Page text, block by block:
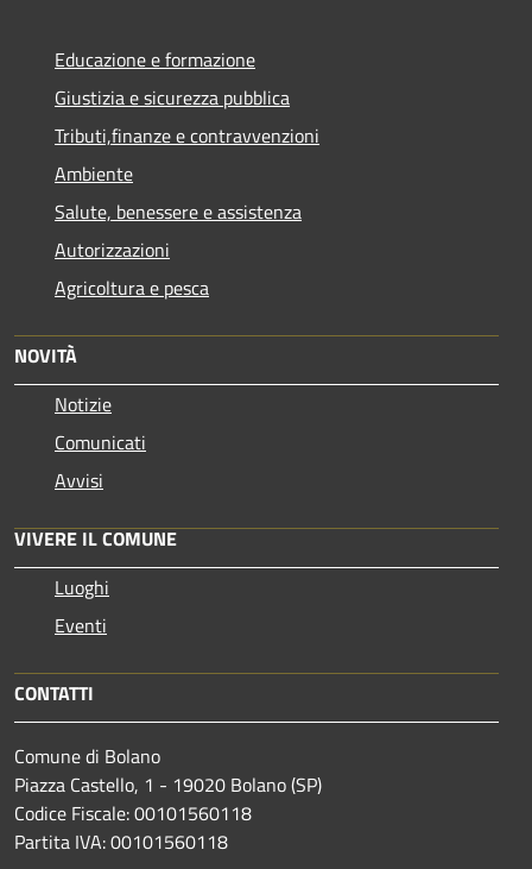
Educazione e formazione
Giustizia e sicurezza pubblica
Tributi,finanze e contravvenzioni
Ambiente
Salute, benessere e assistenza
Autorizzazioni
Agricoltura e pesca
NOVITÀ
Notizie
Comunicati
Avvisi
VIVERE IL COMUNE
Luoghi
Eventi
CONTATTI
Comune di Bolano
Piazza Castello, 1 - 19020 Bolano (SP)
Codice Fiscale: 00101560118
Partita IVA: 00101560118